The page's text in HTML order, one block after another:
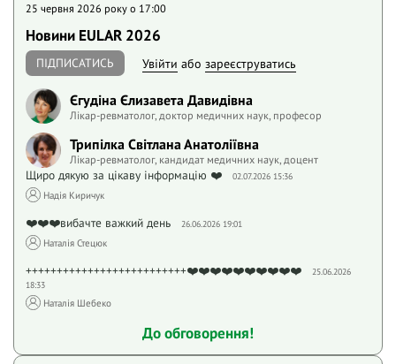
25 червня 2026 року o 17:00
Новини EULAR 2026
ПІДПИСАТИСЬ Увійти або зареєструватись
Єгудіна Єлизавета Давидівна
Лікар-ревматолог, доктор медичних наук, професор
Трипілка Світлана Анатоліївна
Лікар-ревматолог, кандидат медичних наук, доцент
Щиро дякую за цікаву інформацію ❤️ 02.07.2026 15:36
Надія Киричук
❤️❤️❤️вибачте важкий день 26.06.2026 19:01
Наталія Стецюк
++++++++++++++++++++++++++❤️❤️❤️❤️❤️❤️❤️❤️❤️❤️
25.06.2026
18:33
Наталія Шебеко
До обговорення!